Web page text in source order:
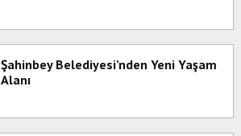
Şahinbey Belediyesi’nden Yeni Yaşam
Alanı